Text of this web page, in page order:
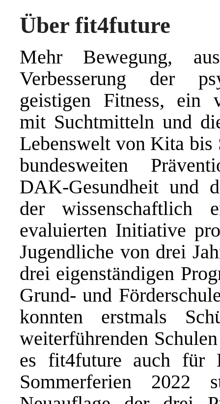
Über fit4future
Mehr Bewegung,
Verbesserung der
geistigen Fitness, ein
mit Suchtmitteln und
Lebenswelt von Kita bis
bundesweiten
DAK-Gesundheit und
der wissenschaftlich
evaluierten Initiative
Jugendliche von drei
drei eigenständigen
Grund- und
konnten erstmals
weiterführenden
es fit4future auch für
Sommerferien 2022